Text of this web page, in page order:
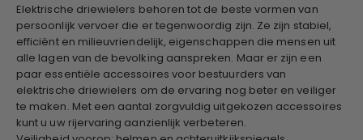
Elektrische driewielers behoren tot de beste vormen van
persoonlijk vervoer die er tegenwoordig zijn. Ze zijn stabiel,
efficiënt en milieuvriendelijk, eigenschappen die mensen uit
alle lagen van de bevolking aanspreken. Maar er zijn een
paar essentiële accessoires voor bestuurders van
elektrische driewielers om de ervaring nog beter en veiliger
te maken. Met een aantal zorgvuldig uitgekozen accessoires
kunt u uw rijervaring aanzienlijk verbeteren.